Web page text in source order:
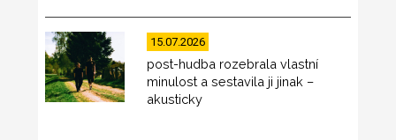
15.07.2026
post-hudba rozebrala vlastní
minulost a sestavila ji jinak –
akusticky